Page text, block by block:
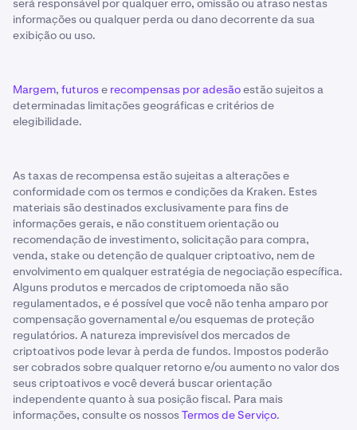
será responsável por qualquer erro, omissão ou atraso nestas
informações ou qualquer perda ou dano decorrente da sua
exibição ou uso.
Margem, futurose recompensas por adesãoestão sujeitos a
determinadas limitações geográficas e critérios de
elegibilidade.
As taxas de recompensa estão sujeitas a alterações e
conformidade com os termos e condições da Kraken. Estes
materiais são destinados exclusivamente para fins de
informações gerais, e não constituem orientação ou
recomendação de investimento, solicitação para compra,
venda, stake ou detenção de qualquer criptoativo, nem de
envolvimento em qualquer estratégia de negociação específica.
Alguns produtos e mercados de criptomoeda não são
regulamentados, e é possível que você não tenha amparo por
compensação governamental e/ou esquemas de proteção
regulatórios. A natureza imprevisível dos mercados de
criptoativos pode levar à perda de fundos. Impostos poderão
ser cobrados sobre qualquer retorno e/ou aumento no valor dos
seus criptoativos e você deverá buscar orientação
independente quanto à sua posição fiscal. Para mais
informações, consulte os nossosTermos de Serviço.